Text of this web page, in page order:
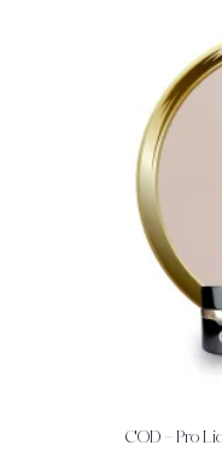
ACHETEZ
COD – Pro